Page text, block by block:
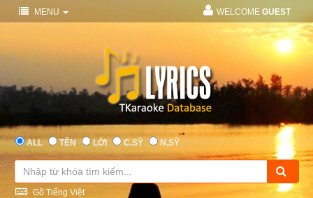
MENU WELCOME GUEST
ALL TÊN LỜI C.SỸ N.SỸ
Gõ Tiếng Việt